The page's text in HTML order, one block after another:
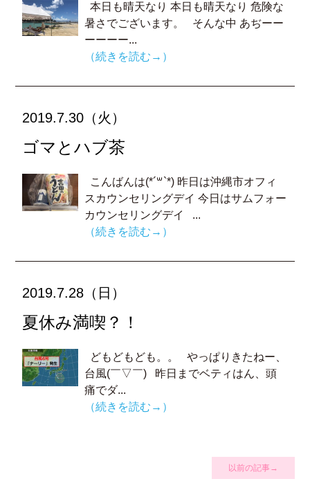
本日も晴天なり 本日も晴天なり 危険な
暑さでございます。 そんな中 あぢーー
ーーーー...
（続きを読む→）
2019.7.30（火）
ゴマとハブ茶
こんばんは(*´꒳`*) 昨日は沖縄市オフィ
スカウンセリングデイ 今日はサムフォー
カウンセリングデイ ...
（続きを読む→）
2019.7.28（日）
夏休み満喫？！
どもどもども。。 やっぱりきたねー、
台風(￣▽￣) 昨日までベティはん、頭
痛でダ...
（続きを読む→）
以前の記事→